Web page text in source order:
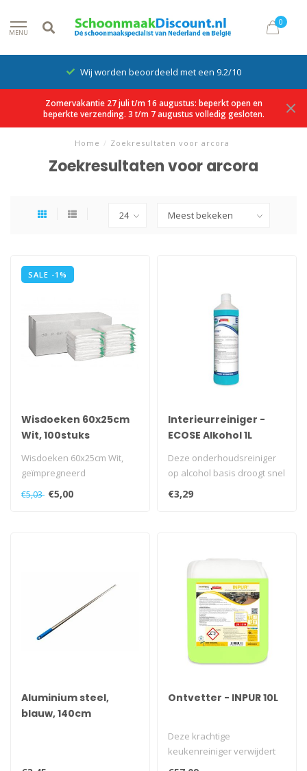
MENU
0
Wij worden beoordeeld met een 9.2/10
Zomervakantie 27 juli t/m 16 augustus: beperkt open en
beperkte verzending. 3 t/m 7 augustus volledig gesloten.
Home / Zoekresultaten voor arcora
Zoekresultaten voor arcora
SALE -1%
Wisdoeken 60x25cm
Wit, 100stuks
Wisdoeken 60x25cm Wit,
geïmpregneerd
€5,03 €5,00
Interieurreiniger -
ECOSE Alkohol 1L
Deze onderhoudsreiniger
op alcohol basis droogt snel
en streepvrij, behoudt de g..
€3,29
Aluminium steel,
blauw, 140cm
Ontvetter - INPUR 10L
Deze krachtige
keukenreiniger verwijdert
moeiteloos olie, vet en